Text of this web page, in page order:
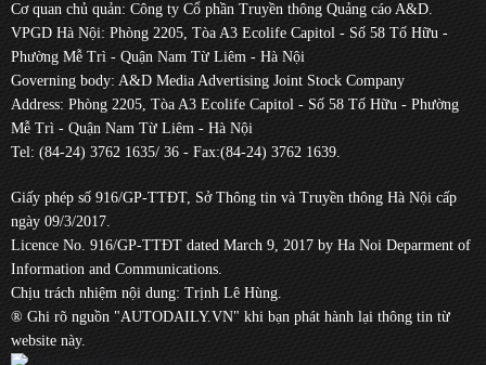
Cơ quan chủ quản: Công ty Cổ phần Truyền thông Quảng cáo A&D.
VPGD Hà Nội: Phòng 2205, Tòa A3 Ecolife Capitol - Số 58 Tố Hữu -
Phường Mễ Trì - Quận Nam Từ Liêm - Hà Nội
Governing body: A&D Media Advertising Joint Stock Company
Address: Phòng 2205, Tòa A3 Ecolife Capitol - Số 58 Tố Hữu - Phường
Mễ Trì - Quận Nam Từ Liêm - Hà Nội
Tel: (84-24) 3762 1635/ 36 - Fax:(84-24) 3762 1639.
Giấy phép số 916/GP-TTĐT, Sở Thông tin và Truyền thông Hà Nội cấp
ngày 09/3/2017.
Licence No. 916/GP-TTĐT dated March 9, 2017 by Ha Noi Deparment of
Information and Communications.
Chịu trách nhiệm nội dung: Trịnh Lê Hùng.
® Ghi rõ nguồn "AUTODAILY.VN" khi bạn phát hành lại thông tin từ
website này.